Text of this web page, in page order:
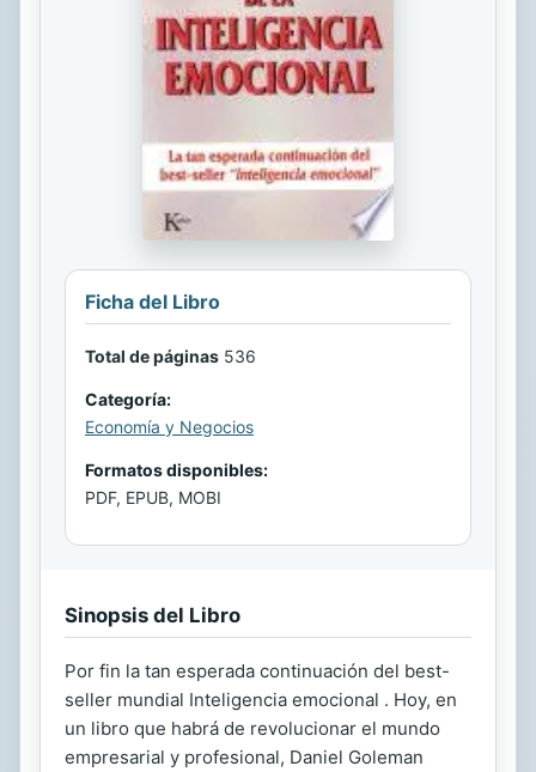
Ficha del Libro
Total de páginas 536
Categoría:
Economía y Negocios
Formatos disponibles:
PDF, EPUB, MOBI
Sinopsis del Libro
Por fin la tan esperada continuación del best-
seller mundial Inteligencia emocional . Hoy, en
un libro que habrá de revolucionar el mundo
empresarial y profesional, Daniel Goleman